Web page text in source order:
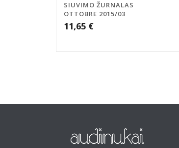
SIUVIMO ŽURNALAS
OTTOBRE 2015/03
11,65 €